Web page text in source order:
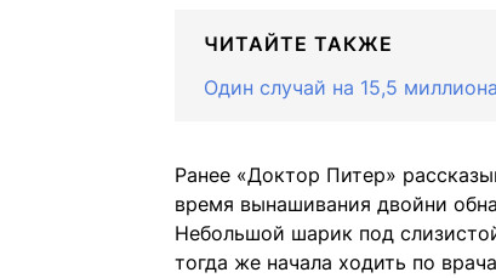
ЧИТАЙТЕ ТАКЖЕ
Один случай на 15,5
Ранее «Доктор Питер»
время вынашивания двойни
Небольшой шарик под
тогда же начала ходить по